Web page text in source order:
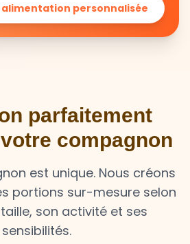
personnalisée
parfaitement
compagnon
est unique. Nous créons
portions sur-mesure selon
son activité et ses
sensibilités.